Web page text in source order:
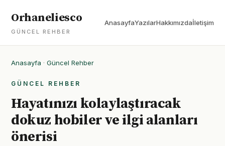
Orhaneliesco
GÜNCEL REHBER
AnasayfaYazılarHakkımızdaİletişim
Anasayfa · Güncel Rehber
GÜNCEL REHBER
Hayatınızı kolaylaştıracak
dokuz hobiler ve ilgi alanları
önerisi